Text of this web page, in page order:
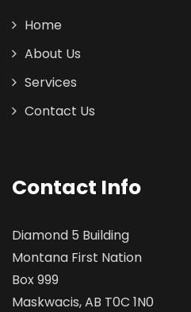
Home
About Us
Services
Contact Us
Contact Info
Diamond 5 Building
Montana First Nation
Box 999
Maskwacis, AB T0C 1N0